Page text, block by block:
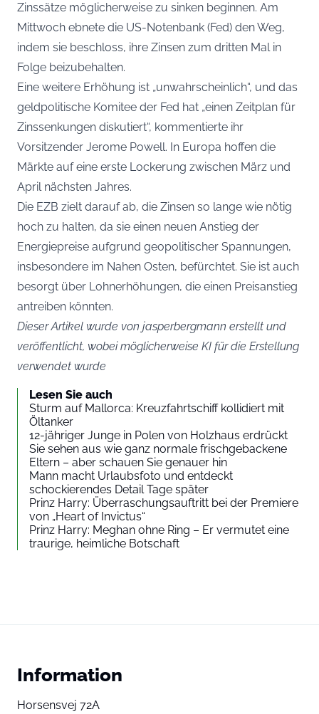
Zinssätze möglicherweise zu sinken beginnen. Am
Mittwoch ebnete die US-Notenbank (Fed) den Weg,
indem sie beschloss, ihre Zinsen zum dritten Mal in
Folge beizubehalten.
Eine weitere Erhöhung ist „unwahrscheinlich“, und das
geldpolitische Komitee der Fed hat „einen Zeitplan für
Zinssenkungen diskutiert“, kommentierte ihr
Vorsitzender Jerome Powell. In Europa hoffen die
Märkte auf eine erste Lockerung zwischen März und
April nächsten Jahres.
Die EZB zielt darauf ab, die Zinsen so lange wie nötig
hoch zu halten, da sie einen neuen Anstieg der
Energiepreise aufgrund geopolitischer Spannungen,
insbesondere im Nahen Osten, befürchtet. Sie ist auch
besorgt über Lohnerhöhungen, die einen Preisanstieg
antreiben könnten.
Dieser Artikel wurde von jasperbergmann erstellt und
veröffentlicht, wobei möglicherweise KI für die Erstellung
verwendet wurde
Lesen Sie auch
Sturm auf Mallorca: Kreuzfahrtschiff kollidiert mit
Öltanker
12-jähriger Junge in Polen von Holzhaus erdrückt
Sie sehen aus wie ganz normale frischgebackene
Eltern – aber schauen Sie genauer hin
Mann macht Urlaubsfoto und entdeckt
schockierendes Detail Tage später
Prinz Harry: Überraschungsauftritt bei der Premiere
von „Heart of Invictus“
Prinz Harry: Meghan ohne Ring – Er vermutet eine
traurige, heimliche Botschaft
Information
Horsensvej 72A